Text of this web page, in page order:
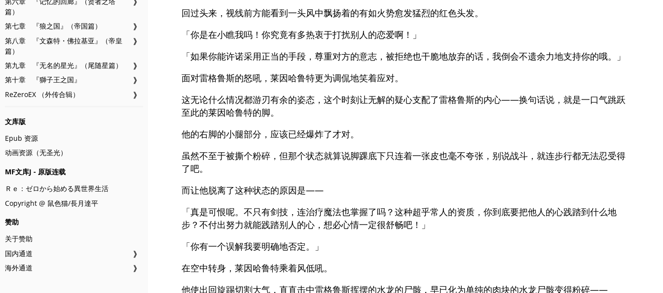
篇）
第七章 『狼之国』（帝国篇）
❱
第八章 『文森特・佛拉基亚』（帝皇
篇）
❱
第九章 『无名的星光』（尾随星篇）
❱
第十章 『獅子王之国』
❱
ReZeroEX （外传合辑）
❱
文库版
Epub 资源
动画资源（无圣光）
MF文库J - 原版连载
Ｒｅ：ゼロから始める異世界生活
Copyright @ 鼠色猫/長月達平
赞助
关于赞助
国内通道
❱
海外通道
❱
回过头来，视线前方能看到一头风中飘扬着的有如火势愈发猛烈的红色头发。
「你是在小瞧我吗！你究竟有多热衷于打扰别人的恋爱啊！」
「如果你能许诺采用正当的手段，尊重对方的意志，被拒绝也干脆地放弃的话，我倒会不遗余力地支持你的哦。」
面对雷格鲁斯的怒吼，莱因哈鲁特更为调侃地笑着应对。
这无论什么情况都游刃有余的姿态，这个时刻让无解的疑心支配了雷格鲁斯的内心——换句话说，就是一口气跳跃
至此的莱因哈鲁特的脚。
他的右脚的小腿部分，应该已经爆炸了才对。
虽然不至于被撕个粉碎，但那个状态就算说脚踝底下只连着一张皮也毫不夸张，别说战斗，就连步行都无法忍受得
了吧。
而让他脱离了这种状态的原因是——
「真是可恨呢。不只有剑技，连治疗魔法也掌握了吗？这种超乎常人的资质，你到底要把他人的心践踏到什么地
步？不付出努力就能践踏别人的心，想必心情一定很舒畅吧！」
「你有一个误解我要明确地否定。」
在空中转身，莱因哈鲁特乘着风低吼。
他使出回旋踢切割大气，直直击中雷格鲁斯挥摆的水龙的尸骸，早已化为单纯的肉块的水龙尸骸变得粉碎——